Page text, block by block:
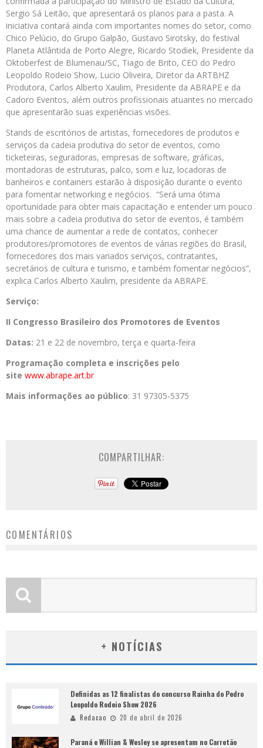
Sergio Sá Leitão, que apresentará os planos para a pasta. A
iniciativa contará ainda com importantes nomes do setor, como
Chico Pelúcio, do Grupo Galpão, Gustavo Sirotsky, do festival
Planeta Atlântida de Porto Alegre, Ricardo Stodiek, Presidente da
Oktoberfest de Blumenau/SC, Tiago de Brito, CEO do Pedro
Leopoldo Rodeio Show, Lucio Oliveira, Diretor da ARTBHZ
Produtora, Carlos Alberto Xaulim, Presidente da ABRAPE e da
Cadoro Eventos, além outros profissionais atuantes no mercado
que apresentarão suas experiências visões.
Stands de escritórios de artistas, fornecedores de produtos e
serviços da cadeia produtiva do setor de eventos, como
ticketeiras, seguradoras, empresas de software, gráficas,
montadoras de estruturas, palco, som e luz, locadoras de
banheiros e containers estarão à disposição durante o evento
para fomentar networking e negócios. “Será uma ótima
oportunidade para obter mais capacitação e entender um pouco
mais sobre a cadeia produtiva do setor de eventos, é também
uma chance de aumentar a rede de contatos, conhecer
produtores/promotores de eventos de várias regiões do Brasil,
fornecedores dos mais variados serviços, contratantes,
secretários de cultura e turismo, e também fomentar negócios”,
explica Carlos Alberto Xaulim, presidente da ABRAPE.
Serviço:
II Congresso Brasileiro dos Promotores de Eventos
Datas: 21 e 22 de novembro, terça e quarta-feira
Programação completa e inscrições pelo
site www.abrape.art.br
Mais informações ao público: 31 97305-5375
COMPARTILHAR:
COMENTÁRIOS
+ NOTÍCIAS
Definidas as 12 finalistas do concurso Rainha do Pedro
Leopoldo Rodeio Show 2026
Redacao 20 de abril de 2026
Paraná e Willian & Wesley se apresentam no Carretão